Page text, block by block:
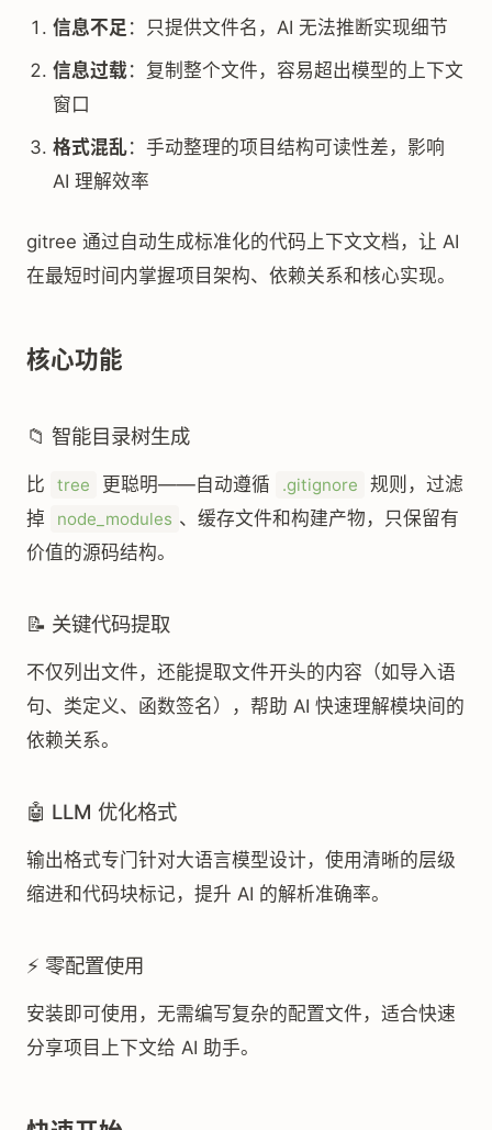
信息不足 ：只提供文件名，AI 无法推断实现细节
信息过载：复制整个文件，容易超出模型的上下文
窗口
格式混乱：手动整理的项目结构可读性差，影响
AI 理解效率
gitree 通过自动生成标准化的代码上下文文档，让 AI
在最短时间内掌握项目架构、依赖关系和核心实现。
核心功能
📁 智能目录树生成
比 tree 更聪明——自动遵循 .gitignore
规则，过滤
掉
node_modules 、缓存文件和构建产物，只保留有
价值的源码结构。
📝 关键代码提取
不仅列出文件，还能提取文件开头的内容（如导入语
句、类定义、函数签名），帮助 AI 快速理解模块间的
依赖关系。
🤖 LLM 优化格式
输出格式专门针对大语言模型设计，使用清晰的层级
缩进和代码块标记，提升 AI 的解析准确率。
⚡ 零配置使用
安装即可使用，无需编写复杂的配置文件，适合快速
分享项目上下文给 AI 助手。